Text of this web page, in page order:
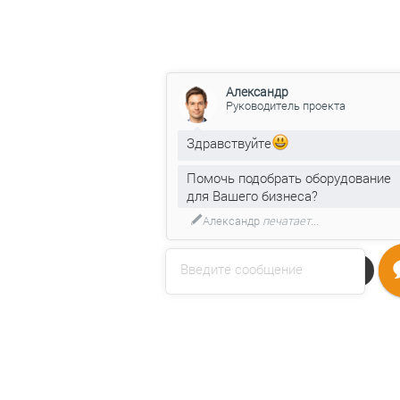
Напишите нам
Введите сообщение
Александр
Помочь подобрать оборудование
для Вашего бизнеса?